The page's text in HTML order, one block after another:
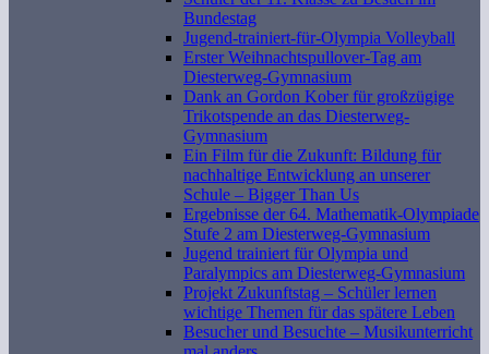
Bundestag
Jugend-trainiert-für-Olympia Volleyball
Erster Weihnachtspullover-Tag am
Diesterweg-Gymnasium
Dank an Gordon Kober für großzügige
Trikotspende an das Diesterweg-
Gymnasium
Ein Film für die Zukunft: Bildung für
nachhaltige Entwicklung an unserer
Schule – Bigger Than Us
Ergebnisse der 64. Mathematik-Olympiade
Stufe 2 am Diesterweg-Gymnasium
Jugend trainiert für Olympia und
Paralympics am Diesterweg-Gymnasium
Projekt Zukunftstag – Schüler lernen
wichtige Themen für das spätere Leben
Besucher und Besuchte – Musikunterricht